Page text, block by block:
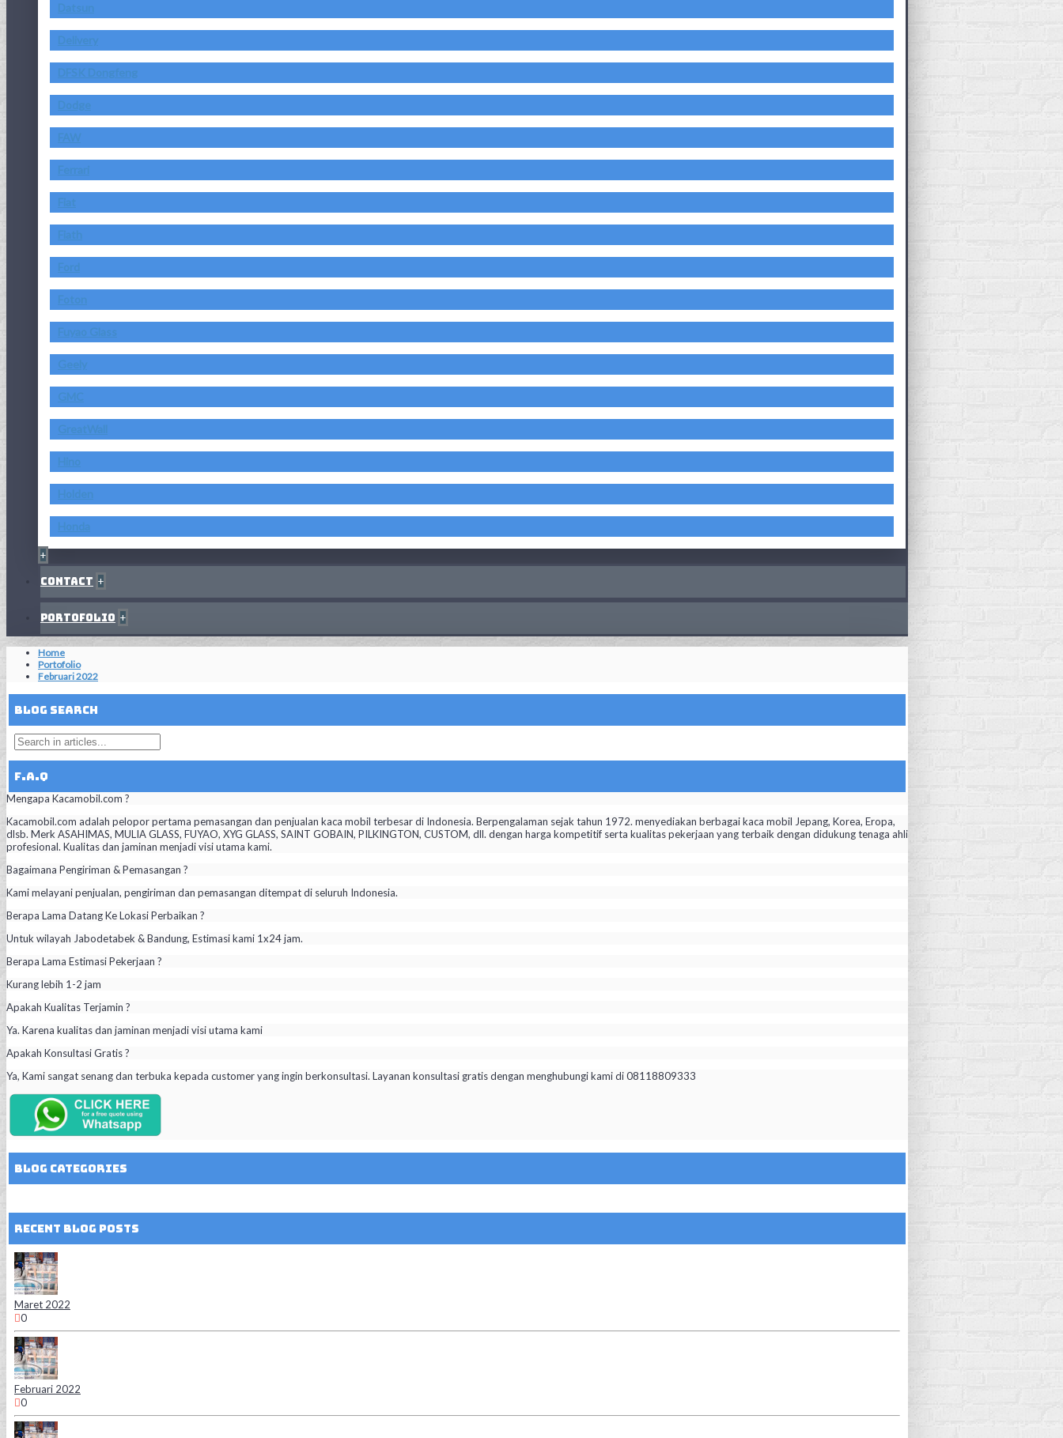
Datsun
Delivery
DFSK Dongfeng
Dodge
FAW
Ferrari
Fiat
Fiath
Ford
Foton
Fuyao Glass
Geely
GMC
GreatWall
Hino
Holden
Honda
+
Contact +
Portofolio +
Home
Portofolio
Februari 2022
Blog Search
F.A.Q
Mengapa Kacamobil.com ?
Kacamobil.com adalah pelopor pertama pemasangan dan penjualan kaca mobil terbesar di Indonesia. Berpengalaman sejak tahun 1972. menyediakan berbagai kaca mobil Jepang, Korea, Eropa,
dlsb. Merk ASAHIMAS, MULIA GLASS, FUYAO, XYG GLASS, SAINT GOBAIN, PILKINGTON, CUSTOM, dll. dengan harga kompetitif serta kualitas pekerjaan yang terbaik dengan didukung tenaga ahli
profesional. Kualitas dan jaminan menjadi visi utama kami.
Bagaimana Pengiriman & Pemasangan ?
Kami melayani penjualan, pengiriman dan pemasangan ditempat di seluruh Indonesia.
Berapa Lama Datang Ke Lokasi Perbaikan ?
Untuk wilayah Jabodetabek & Bandung, Estimasi kami 1x24 jam.
Berapa Lama Estimasi Pekerjaan ?
Kurang lebih 1-2 jam
Apakah Kualitas Terjamin ?
Ya. Karena kualitas dan jaminan menjadi visi utama kami
Apakah Konsultasi Gratis ?
Ya, Kami sangat senang dan terbuka kepada customer yang ingin berkonsultasi. Layanan konsultasi gratis dengan menghubungi kami di 08118809333
Blog Categories
Recent Blog Posts
Maret 2022
0
Februari 2022
0